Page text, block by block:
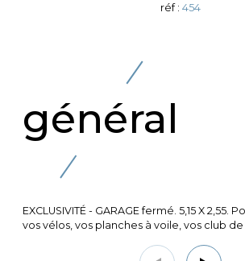
réf : 454
général
EXCLUSIVITÉ - GARAGE fermé. 5,15 X 2,55.
vos vélos, vos planches à voile, vos club de